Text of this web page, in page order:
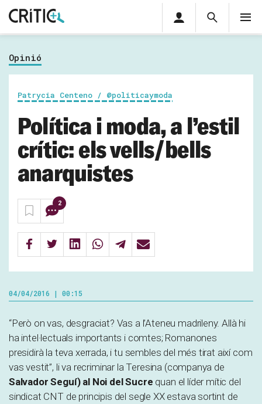
Cerca
Cerca
privada
Inicia sessió
Opinió
Patrycia Centeno / @politicaymoda
Política i moda, a l’estil
crític: els vells/bells
anarquistes
2
04/04/2016 | 00:15
“Però on vas, desgraciat? Vas a l’Ateneu madrileny. Allà hi
ha intel·lectuals importants i comtes; Romanones
presidirà la teva xerrada, i tu sembles del més tirat així com
vas vestit”, li va recriminar la Teresina (companya de
Salvador Seguí) al Noi del Sucre quan el líder mític del
sindicat CNT de principis del segle XX estava sortint de